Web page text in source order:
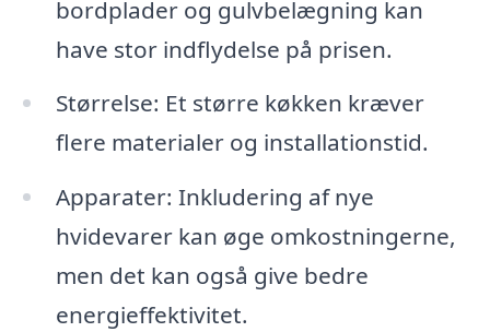
bordplader og gulvbelægning kan
have stor indflydelse på prisen.
Størrelse: Et større køkken kræver
flere materialer og installationstid.
Apparater: Inkludering af nye
hvidevarer kan øge omkostningerne,
men det kan også give bedre
energieffektivitet.